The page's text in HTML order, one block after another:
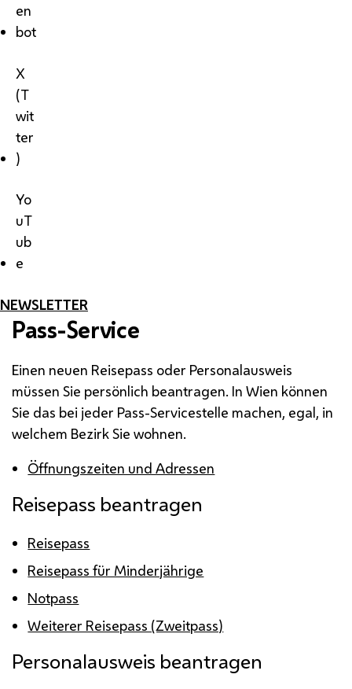
en
bot
X
(T
wit
ter
)
Yo
uT
ub
e
NEWSLETTER
Pass-Service
Einen neuen Reisepass oder Personalausweis
müssen Sie persönlich beantragen. In Wien können
Sie das bei jeder Pass-Servicestelle machen, egal, in
welchem Bezirk Sie wohnen.
Öffnungszeiten und Adressen
Reisepass beantragen
Reisepass
Reisepass für Minderjährige
Notpass
Weiterer Reisepass (Zweitpass)
Personalausweis beantragen